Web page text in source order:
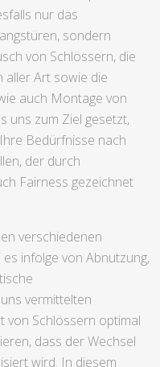
nur das
sondern
von Schlössern, die
aller Art sowie die
auch Montage von
uns zum Ziel gesetzt,
Bedürfnisse nach
der durch
Fairness gezeichnet
verschiedenen
infolge von Abnutzung,
vermittelten
von Schlössern optimal
dass der Wechsel
wird. In diesem